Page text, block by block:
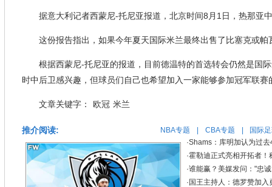
据意大利记者西蒙尼-托尼亚报道，北京时间8月1日，热那亚
这份报告指出，如果今年夏天国际米兰最终出售了比塞克或
根据西蒙尼-托尼亚的报道，目前德温特的首选转会仍然是国
时中后卫感兴趣，但球员们自己也希望加入一家能够参加冠军联赛
文章关键字： 欧冠 米兰
推介阅读: NBA专题 CBA专题 国际
·Shams：库明加认为过
·霍勒迪正式亮相开拓者！
·谁能赢？美媒发问："忠
· 国王主持人：德罗赞加